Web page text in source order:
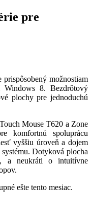
pre
možnostiam
Windows 8. Bezdrôtový
plochy pre jednoduchú
Mouse T620 a Zone
komfortnú spoluprácu
vyššiu úroveň a dojem
Dotyková plocha
a neukráti o intuitívne
ešte tento mesiac.